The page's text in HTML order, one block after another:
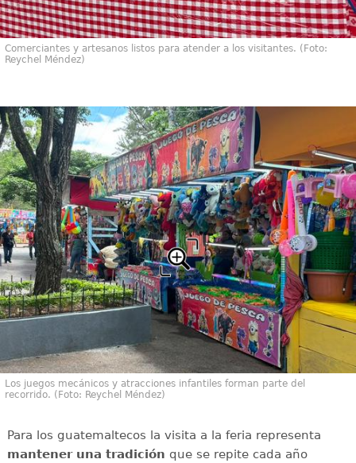
Comerciantes y artesanos listos para atender a los visitantes. (Foto:
Reychel Méndez)
Los juegos mecánicos y atracciones infantiles forman parte del
recorrido. (Foto: Reychel Méndez)
Para los guatemaltecos la visita a la feria representa
mantener una tradición que se repite cada año